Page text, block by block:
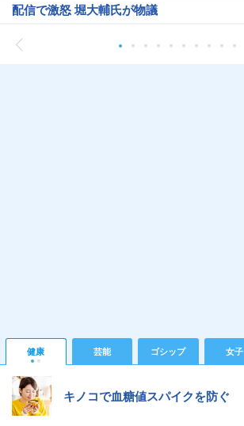
配信で激怒 堀大輔氏が物議
健康 芸能 ゴシップ 女子
キノコで血糖値スパイクを防ぐ